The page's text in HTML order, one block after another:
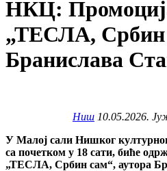
НКЦ:
„ТЕСЛА, Србин
Бранислава
Ниш 10.05.2026.
У Малој сали Нишког
са почетком у 18 сати, биће
„ТЕСЛА, Србин сам“, аутора